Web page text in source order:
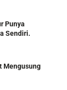
Punya
Sendiri.
Mengusung